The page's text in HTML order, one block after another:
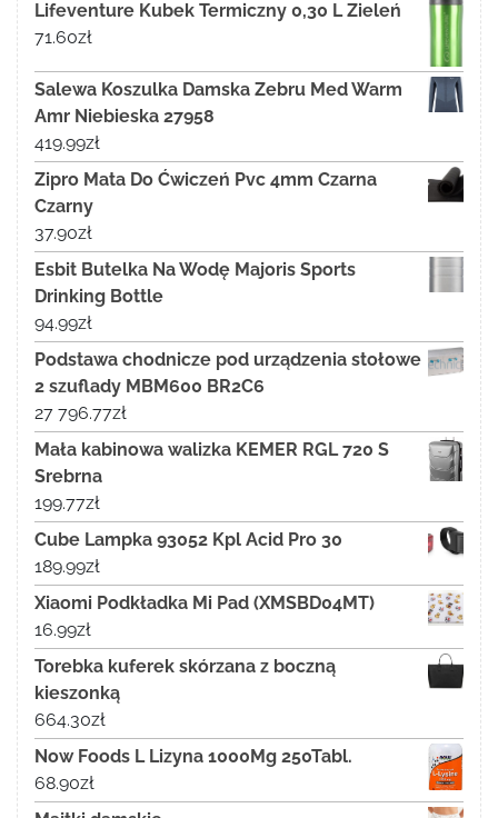
Lifeventure Kubek Termiczny 0,30 L Zieleń
71.60zł
Salewa Koszulka Damska Zebru Med Warm
Amr Niebieska 27958
419.99zł
Zipro Mata Do Ćwiczeń Pvc 4mm Czarna
Czarny
37.90zł
Esbit Butelka Na Wodę Majoris Sports
Drinking Bottle
94.99zł
Podstawa chodnicze pod urządzenia stołowe
2 szuflady MBM600 BR2C6
27 796.77zł
Mała kabinowa walizka KEMER RGL 720 S
Srebrna
199.77zł
Cube Lampka 93052 Kpl Acid Pro 30
189.99zł
Xiaomi Podkładka Mi Pad (XMSBD04MT)
16.99zł
Torebka kuferek skórzana z boczną
kieszonką
664.30zł
Now Foods L Lizyna 1000Mg 250Tabl.
68.90zł